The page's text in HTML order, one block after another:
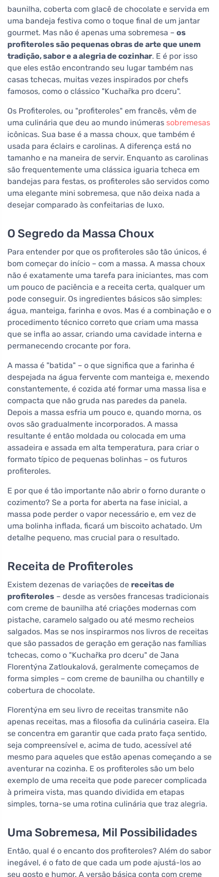
baunilha, coberta com glacê de chocolate e servida em
uma bandeja festiva como o toque final de um jantar
gourmet. Mas não é apenas uma sobremesa – os
profiteroles são pequenas obras de arte que unem
tradição, sabor e a alegria de cozinhar. E é por isso
que eles estão encontrando seu lugar também nas
casas tchecas, muitas vezes inspirados por chefs
famosos, como o clássico "Kuchařka pro dceru".
Os Profiteroles, ou "profiteroles" em francês, vêm de
uma culinária que deu ao mundo inúmeras sobremesas
icônicas. Sua base é a massa choux, que também é
usada para éclairs e carolinas. A diferença está no
tamanho e na maneira de servir. Enquanto as carolinas
são frequentemente uma clássica iguaria tcheca em
bandejas para festas, os profiteroles são servidos como
uma elegante mini sobremesa, que não deixa nada a
desejar comparado às confeitarias de luxo.
O Segredo da Massa Choux
Para entender por que os profiteroles são tão únicos, é
bom começar do início – com a massa. A massa choux
não é exatamente uma tarefa para iniciantes, mas com
um pouco de paciência e a receita certa, qualquer um
pode conseguir. Os ingredientes básicos são simples:
água, manteiga, farinha e ovos. Mas é a combinação e o
procedimento técnico correto que criam uma massa
que se infla ao assar, criando uma cavidade interna e
permanecendo crocante por fora.
A massa é "batida" – o que significa que a farinha é
despejada na água fervente com manteiga e, mexendo
constantemente, é cozida até formar uma massa lisa e
compacta que não gruda nas paredes da panela.
Depois a massa esfria um pouco e, quando morna, os
ovos são gradualmente incorporados. A massa
resultante é então moldada ou colocada em uma
assadeira e assada em alta temperatura, para criar o
formato típico de pequenas bolinhas – os futuros
profiteroles.
E por que é tão importante não abrir o forno durante o
cozimento? Se a porta for aberta na fase inicial, a
massa pode perder o vapor necessário e, em vez de
uma bolinha inflada, ficará um biscoito achatado. Um
detalhe pequeno, mas crucial para o resultado.
Receita de Profiteroles
Existem dezenas de variações de receitas de
profiteroles – desde as versões francesas tradicionais
com creme de baunilha até criações modernas com
pistache, caramelo salgado ou até mesmo recheios
salgados. Mas se nos inspirarmos nos livros de receitas
que são passados de geração em geração nas famílias
tchecas, como o "Kuchařka pro dceru" de Jana
Florentýna Zatloukalová, geralmente começamos de
forma simples – com creme de baunilha ou chantilly e
cobertura de chocolate.
Florentýna em seu livro de receitas transmite não
apenas receitas, mas a filosofia da culinária caseira. Ela
se concentra em garantir que cada prato faça sentido,
seja compreensível e, acima de tudo, acessível até
mesmo para aqueles que estão apenas começando a se
aventurar na cozinha. E os profiteroles são um belo
exemplo de uma receita que pode parecer complicada
à primeira vista, mas quando dividida em etapas
simples, torna-se uma rotina culinária que traz alegria.
Uma Sobremesa, Mil Possibilidades
Então, qual é o encanto dos profiteroles? Além do sabor
inegável, é o fato de que cada um pode ajustá-los ao
seu gosto e humor. A versão básica conta com creme